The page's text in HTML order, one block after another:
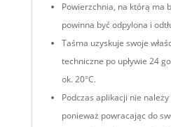
Powierzchnia, na którą ma
powinna być odpylona i
Taśma uzyskuje swoje
techniczne po upływie 24
ok. 20°C.
Podczas aplikacji nie
ponieważ powracając do